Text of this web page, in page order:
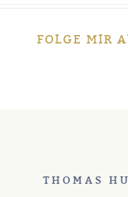
FOLGE MIR
THOMAS